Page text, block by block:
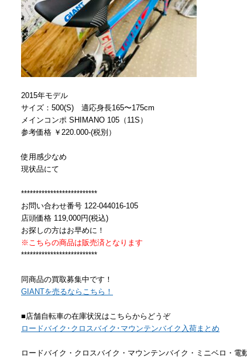
2015年モデル
サイズ：500(S) 適応身長165〜175cm
メインコンポ SHIMANO 105（11S）
参考価格 ￥220.000-(税別）
使用感少なめ
現状品にて
**************************
お問い合わせ番号 122-044016-105
店頭価格 119,000円(税込)
お探しの方はお早めに！
※こちらの商品は販売済となります
**************************
同商品の買取募集中です！
GIANTを売るならこちら！
■店舗自転車の在庫状況はこちらからどうぞ
ロードバイク･クロスバイク･マウンテンバイク入荷まとめ
ロードバイク・クロスバイク・マウンテンバイク・ミニベロ・電